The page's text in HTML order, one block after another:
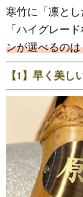
寒竹に「凛とし
「ハイグレー
ンが選べるの
【1】早く美し